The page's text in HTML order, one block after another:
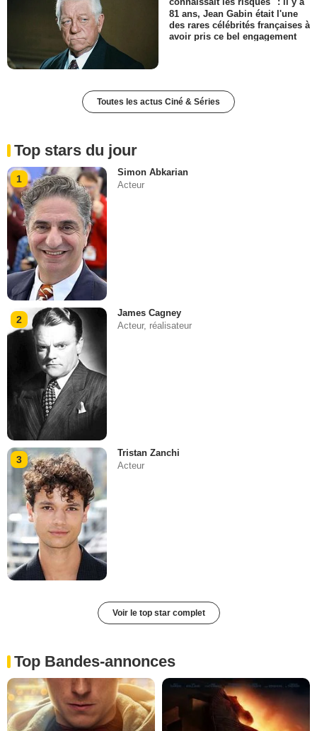
81 ans, Jean Gabin était l'une
des rares célébrités françaises à
avoir pris ce bel engagement
Toutes les actus Ciné & Séries
Top stars du jour
1
Simon Abkarian
Acteur
2
James Cagney
Acteur, réalisateur
3
Tristan Zanchi
Acteur
Voir le top star complet
Top Bandes-annonces